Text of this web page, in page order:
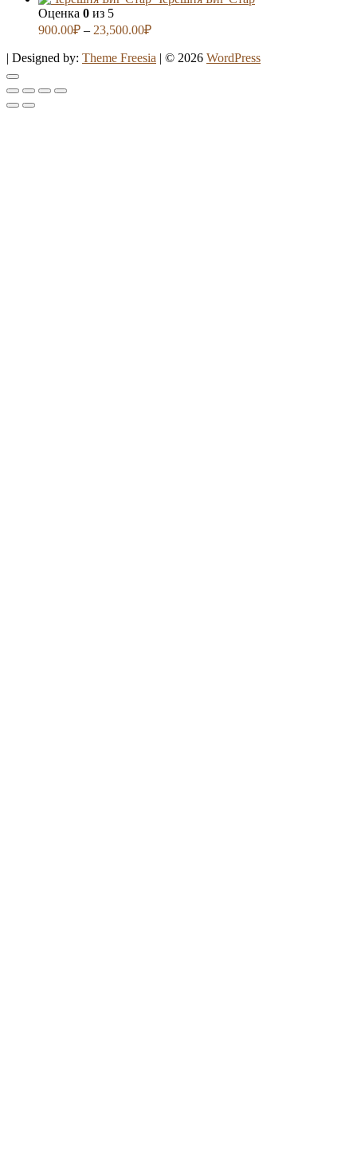
Оценка 0 из 5
900.00₽ – 23,500.00₽
| Designed by: Theme Freesia | © 2026 WordPress
Go
to
top